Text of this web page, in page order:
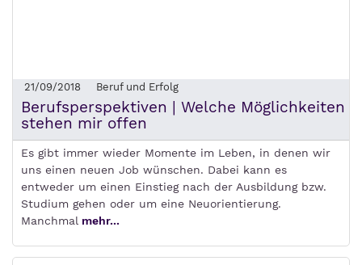
21/09/2018 Beruf und Erfolg
Berufsperspektiven | Welche Möglichkeiten
stehen mir offen
Es gibt immer wieder Momente im Leben, in denen wir
uns einen neuen Job wünschen. Dabei kann es
entweder um einen Einstieg nach der Ausbildung bzw.
Studium gehen oder um eine Neuorientierung.
Manchmal mehr...